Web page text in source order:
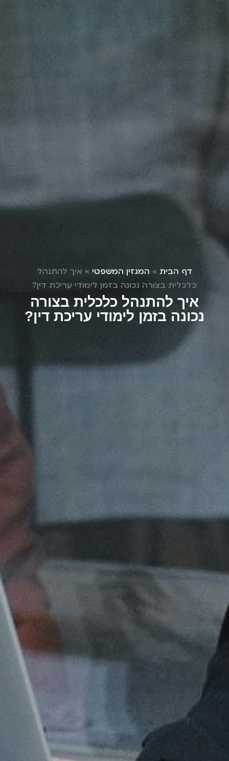
דף הבית » המגזין המשפטי » איך להתנהל
כלכלית בצורה נכונה בזמן לימודי עריכת דין?
איך להתנהל כלכלית בצורה
נכונה בזמן לימודי עריכת דין?